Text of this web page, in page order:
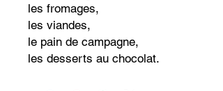
les fromages,
les viandes,
le pain de campagne,
les desserts au chocolat.